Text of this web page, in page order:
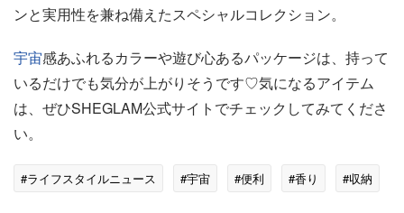
ンと実用性を兼ね備えたスペシャルコレクション。
宇宙感あふれるカラーや遊び心あるパッケージは、持って
いるだけでも気分が上がりそうです♡気になるアイテム
は、ぜひSHEGLAM公式サイトでチェックしてみてくださ
い。
#ライフスタイルニュース #宇宙 #便利 #香り #収納